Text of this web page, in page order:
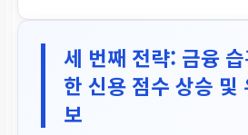
세 번째 전략: 금융
한 신용 점수 상승 및
보